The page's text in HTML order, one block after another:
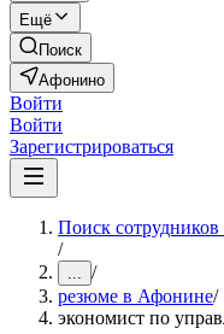
Ещё
Поиск
Афонино
Войти
Войти
Зарегистрироваться
Поиск
/
... /
резюме в Афонине/
экономист по